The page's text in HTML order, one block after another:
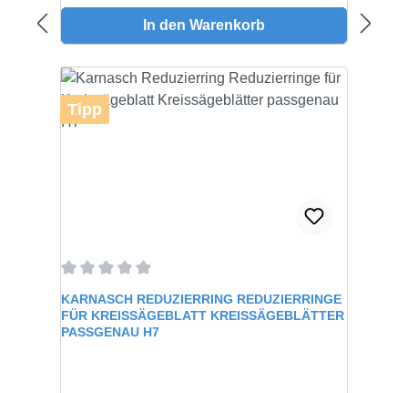
In den Warenkorb
Tipp
KARNASCH REDUZIERRING REDUZIERRINGE
FÜR KREISSÄGEBLATT KREISSÄGEBLÄTTER
PASSGENAU H7